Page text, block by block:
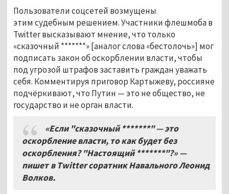
Пользователи соцсетей возмущены
этим судебным решением. Участники флешмоба в
Twitter высказывают мнение, что только
«сказочный *******» [аналог слова «бестолочь»] мог
подписать закон об оскорблении власти, чтобы
под угрозой штрафов заставить граждан уважать
себя. Комментируя приговор Картыжеву, россияне
подчёркивают, что Путин — это не общество, не
государство и не орган власти.
«Если "сказочный*******" — это
оскорбление власти, то как будет без
оскорбления?"Настоящий*******"?» —
пишет в Twitterсоратник Навального Леонид
Волков.